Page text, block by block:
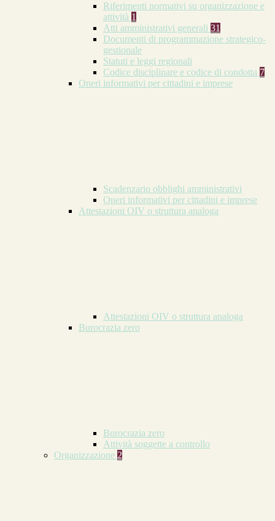
Riferimenti normativi su organizzazione e
attività 1
Atti amministrativi generali 31
Documenti di programmazione strategico-
gestionale
Statuti e leggi regionali
Codice disciplinare e codice di condotta 7
Oneri informativi per cittadini e imprese
Scadenzario obblighi amministrativi
Oneri informativi per cittadini e imprese
Attestazioni OIV o struttura analoga
Attestazioni OIV o struttura analoga
Burocrazia zero
Burocrazia zero
Attività soggette a controllo
Organizzazione 2